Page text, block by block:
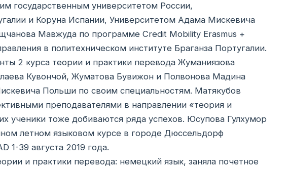
государственным университетом России,
и Коруна Испании, Университетом Адама Мискевича
Мавжуда по программе Credit Mobility Erasmus +
в политехническом институте Браганза Португалии.
2 курса теории и практики перевода Жуманиязова
Кувончой, Жуматова Бувижон и Полвонова Мадина
Польши по своим специальностям. Матякубов
преподавателями в направлении «теория и
ученики тоже добиваются ряда успехов. Юсупова Гулхумор
летном языковом курсе в городе Дюссельдорф
1-39 августа 2019 года.
и практики перевода: немецкий язык, заняла почетное